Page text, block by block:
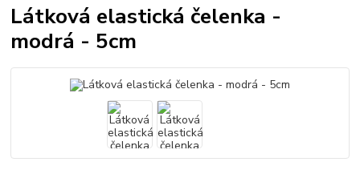
Látková elastická čelenka -
modrá - 5cm